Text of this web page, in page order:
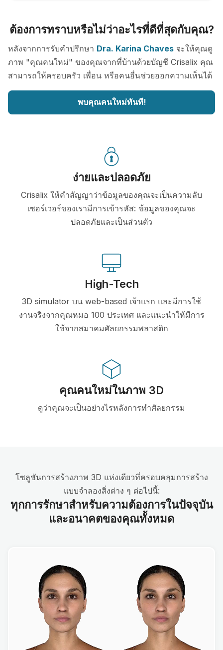
ต้องการทราบหรือไม่ว่าอะไรที่ดีที่สุดกับคุณ?
หลังจากการรับคำปรึกษา Dra. Karina Chaves จะให้คุณดู
ภาพ "คุณคนใหม่" ของคุณจากที่บ้านด้วยบัญชี Crisalix คุณ
สามารถให้ครอบครัว เพื่อน หรือคนอื่นช่วยออกความเห็นได้
พบคุณคนใหม่ทันที!
ง่ายและปลอดภัย
Crisalix ให้คำสัญญาว่าข้อมูลของคุณจะเป็นความลับ
เซอร์เวอร์ของเรามีการเข้ารหัส: ข้อมูลของคุณจะ
ปลอดภัยและเป็นส่วนตัว
High-Tech
3D simulator บน web-based เจ้าแรก และมีการใช้
งานจริงจากคุณหมอ 100 ประเทศ และแนะนำให้มีการ
ใช้จากสมาคมศัลยกรรมพลาสติก
คุณคนใหม่ในภาพ 3D
ดูว่าคุณจะเป็นอย่างไรหลังการทำศัลยกรรม
โซลูชันการสร้างภาพ 3D แห่งเดียวที่ครอบคลุมการสร้าง
แบบจำลองสิ่งต่าง ๆ ต่อไปนี้:
ทุกการรักษาสำหรับความต้องการในปัจจุบัน
และอนาคตของคุณทั้งหมด